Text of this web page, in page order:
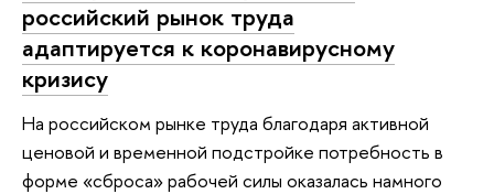
российский рынок труда
адаптируется к коронавирусному
кризису
На российском рынке труда благодаря активной
ценовой и временной подстройке потребность в
форме «сброса» рабочей силы оказалась намного